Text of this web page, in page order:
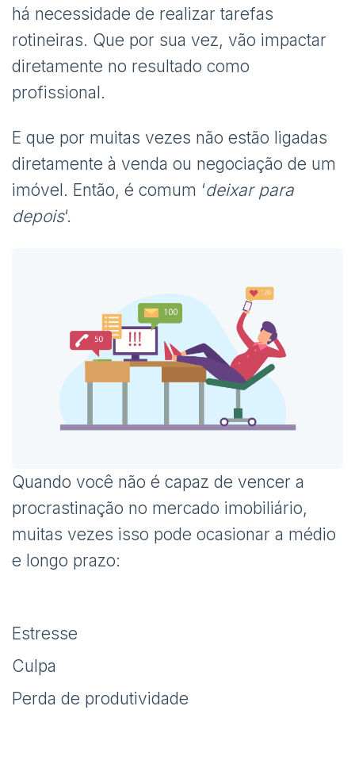
há necessidade de realizar tarefas
rotineiras. Que por sua vez, vão impactar
diretamente no resultado como
profissional.
E que por muitas vezes não estão ligadas
diretamente à venda ou negociação de um
imóvel. Então, é comum ‘deixar para
depois‘.
Quando você não é capaz de vencer a
procrastinação no mercado imobiliário,
muitas vezes isso pode ocasionar a médio
e longo prazo:
Estresse
Culpa
Perda de produtividade